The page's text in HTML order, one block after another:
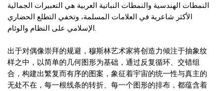
النمطات الهندسية والنمطات النباتية العربية هي التعبيرات الجمالية
الأكثر شاعرية في العلامات المسلمة، وتخفي التطلع الحضاري
الإسلامي على النظام والوئام.
出于对偶像崇拜的规避，穆斯林艺术家将创造力倾注于抽象纹
样之中，以简单的几何图形为基础，通过反复循环、交错组
合，构建出繁复而有序的图案，象征着宇宙的统一性与真主的
无处不在，每一根线条的转折、每一个图形的排布，都蕴含着